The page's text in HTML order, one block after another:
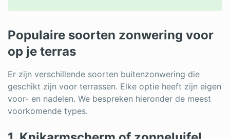
Populaire soorten zonwering voor
op je terras
Er zijn verschillende soorten buitenzonwering die
geschikt zijn voor terrassen. Elke optie heeft zijn eigen
voor- en nadelen. We bespreken hieronder de meest
voorkomende types.